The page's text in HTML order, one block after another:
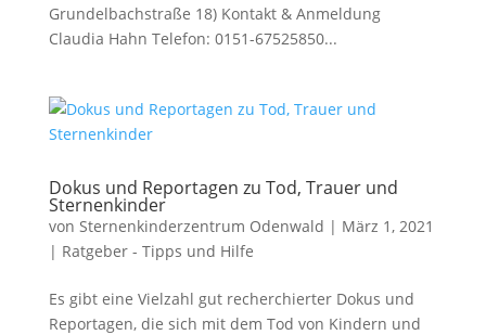
Grundelbachstraße 18) Kontakt & Anmeldung
Claudia Hahn Telefon: 0151-67525850...
Dokus und Reportagen zu Tod, Trauer und
Sternenkinder
von Sternenkinderzentrum Odenwald | März 1, 2021
| Ratgeber - Tipps und Hilfe
Es gibt eine Vielzahl gut recherchierter Dokus und
Reportagen, die sich mit dem Tod von Kindern und